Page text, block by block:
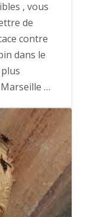
, vous
de
contre
dans le
…